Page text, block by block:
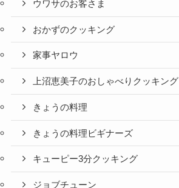
ウワサのお客さま
おかずのクッキング
家事ヤロウ
上沼恵美子のおしゃべりクッキング
きょうの料理
きょうの料理ビギナーズ
キューピー3分クッキング
ジョブチューン